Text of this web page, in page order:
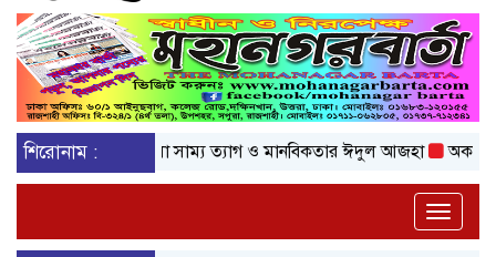
শিরোনাম :এলো সাম্য ত্যাগ ও মানবিকতার ঈদুল আজহা অকটেনের দাম
Toggle